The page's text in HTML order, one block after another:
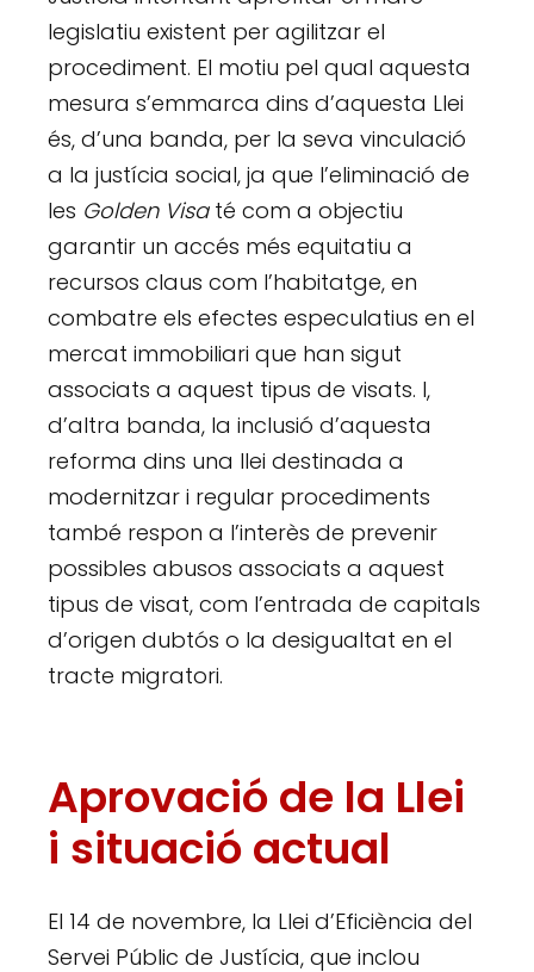
legislatiu existent per agilitzar el
procediment. El motiu pel qual aquesta
mesura s’emmarca dins d’aquesta Llei
és, d’una banda, per la seva vinculació
a la justícia social, ja que l’eliminació de
les Golden Visaté com a objectiu
garantir un accés més equitatiu a
recursos claus com l’habitatge, en
combatre els efectes especulatius en el
mercat immobiliari que han sigut
associats a aquest tipus de visats. I,
d’altra banda, la inclusió d’aquesta
reforma dins una llei destinada a
modernitzar i regular procediments
també respon a l’interès de prevenir
possibles abusos associats a aquest
tipus de visat, com l’entrada de capitals
d’origen dubtós o la desigualtat en el
tracte migratori.
Aprovació de la Llei
i situació actual
El 14 de novembre, la Llei d’Eficiència del
Servei Públic de Justícia, que inclou